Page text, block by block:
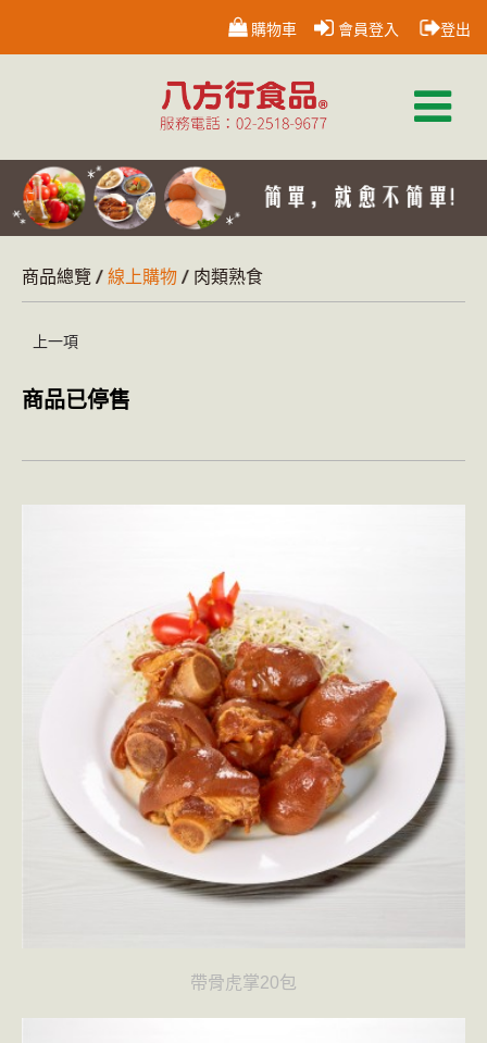
購物車 會員登入 登出
商品總覽 線上購物 肉類熟食
上一項
商品已停售
帶骨虎掌20包